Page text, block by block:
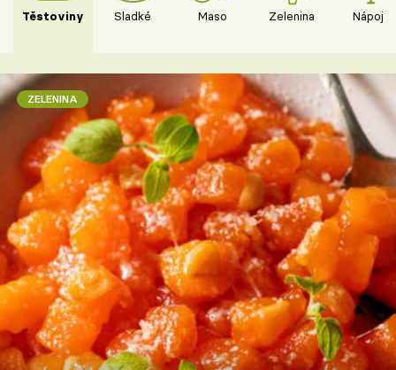
Těstoviny Sladké Maso Zelenina Nápoje
ZELENINA